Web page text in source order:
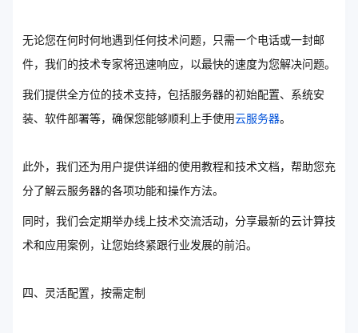
无论您在何时何地遇到任何技术问题，只需一个电话或一封邮
件，我们的技术专家将迅速响应，以最快的速度为您解决问题。
我们提供全方位的技术支持，包括服务器的初始配置、系统安
装、软件部署等，确保您能够顺利上手使用云服务器。
此外，我们还为用户提供详细的使用教程和技术文档，帮助您充
分了解云服务器的各项功能和操作方法。
同时，我们会定期举办线上技术交流活动，分享最新的云计算技
术和应用案例，让您始终紧跟行业发展的前沿。
四、灵活配置，按需定制